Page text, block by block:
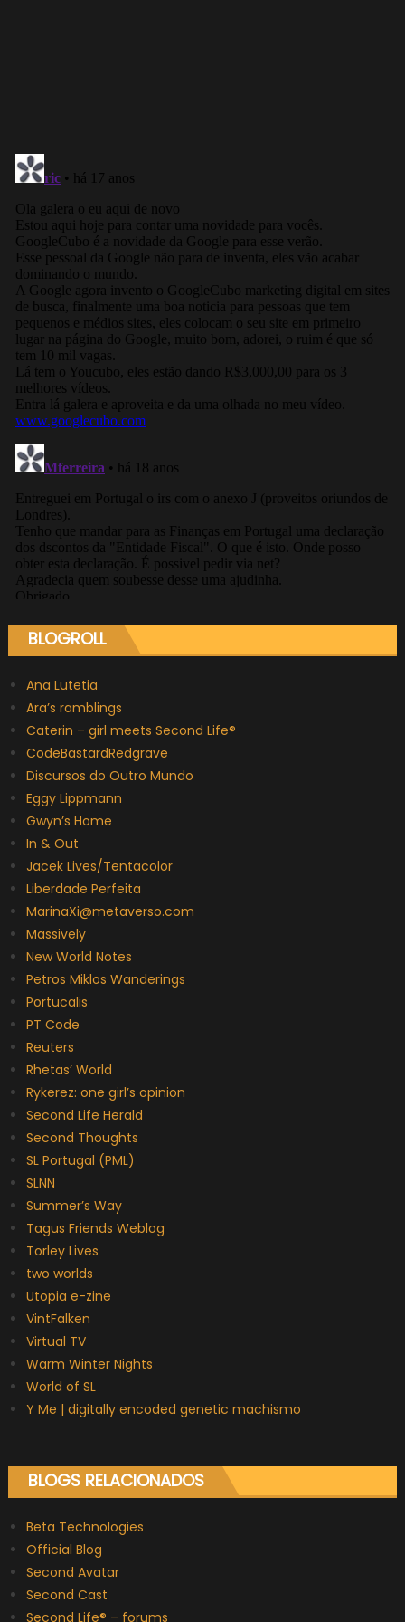
BLOGROLL
Ana Lutetia
Ara’s ramblings
Caterin – girl meets Second Life®
CodeBastardRedgrave
Discursos do Outro Mundo
Eggy Lippmann
Gwyn’s Home
In & Out
Jacek Lives/Tentacolor
Liberdade Perfeita
MarinaXi@metaverso.com
Massively
New World Notes
Petros Miklos Wanderings
Portucalis
PT Code
Reuters
Rhetas’ World
Rykerez: one girl’s opinion
Second Life Herald
Second Thoughts
SL Portugal (PML)
SLNN
Summer’s Way
Tagus Friends Weblog
Torley Lives
two worlds
Utopia e-zine
VintFalken
Virtual TV
Warm Winter Nights
World of SL
Y Me | digitally encoded genetic machismo
BLOGS RELACIONADOS
Beta Technologies
Official Blog
Second Avatar
Second Cast
Second Life® – forums